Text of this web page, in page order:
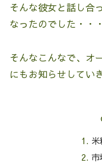
そんな彼女と話し合
なったのでした・・・
そんなこんなで、オ
にもお知らせして